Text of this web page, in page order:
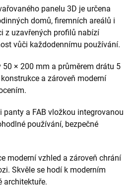
panelu 3D je určena
domů, firemních areálů i
z uzavřených profilů nabízí
vůči každodennímu používání.
× 200 mm a průměrem drátu 5
a zároveň moderní
a FAB vložkou integrovanou
používání, bezpečné
moderní vzhled a zároveň chrání
Skvěle se hodí k moderním
architektuře.